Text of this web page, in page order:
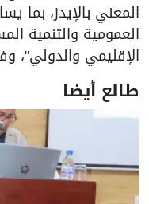
المعني بالإيدز،
العمومية والتنمية
الإقليمي والدولي"،
طالع أيضا